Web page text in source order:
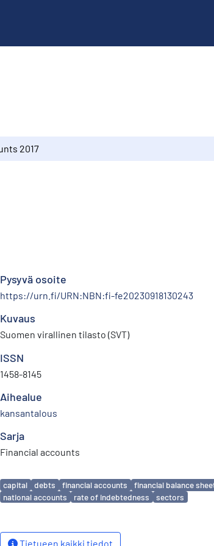
2017
Pysyvä osoite
https://urn.fi/URN:NBN:fi-fe20230918130243
Kuvaus
Suomen virallinen tilasto (SVT)
ISSN
1458-8145
Aihealue
kansantalous
Sarja
Financial accounts
Avainsanat
capital debts financial accounts financial balance
national accounts
rate of indebtedness sectors
Tietueen kaikki tiedot